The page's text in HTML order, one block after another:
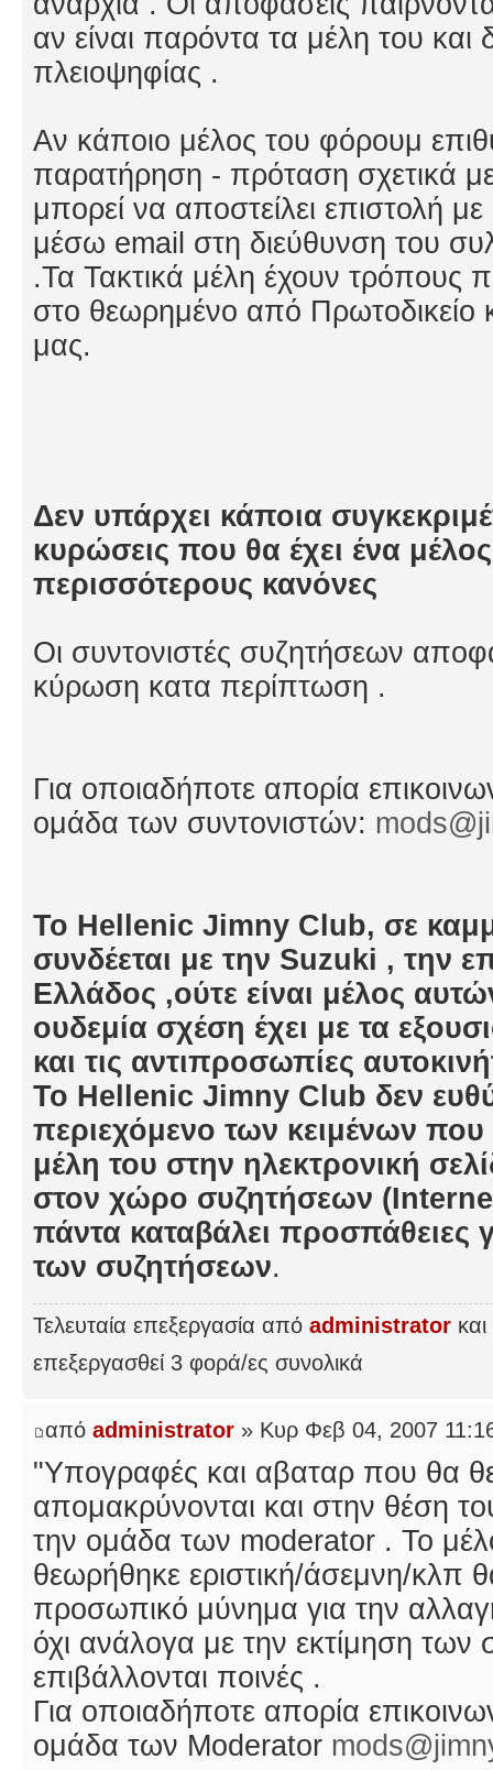
αν είναι παρόντα τα μέλη του και
πλειοψηφίας .
Αν κάποιο μέλος του φόρουμ
παρατήρηση - πρόταση σχετικά
μπορεί να αποστείλει επιστολή
μέσω email στη διεύθυνση του
.Τα Τακτικά μέλη έχουν τρόπους
στο θεωρημένο από Πρωτοδικείο
μας.
Δεν υπάρχει κάποια
κυρώσεις που θα έχει ένα
περισσότερους κανόνες
Οι συντονιστές συζητήσεων
κύρωση κατα περίπτωση .
Για οποιαδήποτε απορία
ομάδα των συντονιστών:
Το Hellenic Jimny Club, σε
συνδέεται με την Suzuki , την
Ελλάδος ,ούτε είναι μέλος
ουδεμία σχέση έχει με τα
και τις αντιπροσωπίες
To Hellenic Jimny Club δεν
περιεχόμενο των κειμένων που
μέλη του στην ηλεκτρονική
στον χώρο συζητήσεων
πάντα καταβάλει προσπάθειες
των συζητήσεων.
Τελευταία επεξεργασία από administrator
επεξεργασθεί 3 φορά/ες συνολικά
από administrator » Κυρ Φεβ 04, 2007
"Υπογραφές και αβαταρ που θα
απομακρύνονται και στην θέση
την ομάδα των moderator . Το
θεωρήθηκε εριστική/άσεμνη/κλπ
προσωπικό μύνημα για την
όχι ανάλογα με την εκτίμηση των
επιβάλλονται ποινές .
Για οποιαδήποτε απορία
ομάδα των Moderator